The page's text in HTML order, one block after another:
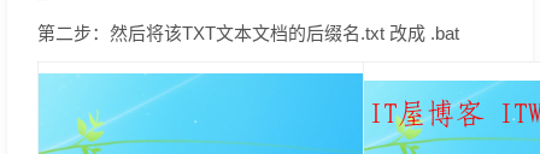
第二步：然后将该TXT文本文档的后缀名.txt 改成 .bat